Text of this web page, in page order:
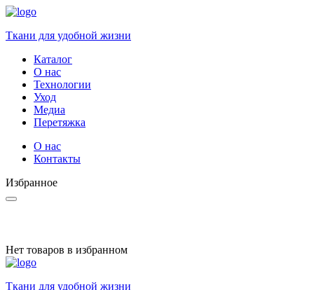
Ткани для удобной жизни
Каталог
О нас
Технологии
Уход
Медиа
Перетяжка
О нас
Контакты
Избранное
Нет товаров в избранном
Ткани для удобной жизни